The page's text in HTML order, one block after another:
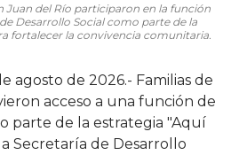
Juan del Río participaron en la función
Desarrollo Social como parte de la
fortalecer la convivencia comunitaria.
agosto de 2026.- Familias de
acceso a una función de
parte de la estrategia "Aquí
Secretaría de Desarrollo